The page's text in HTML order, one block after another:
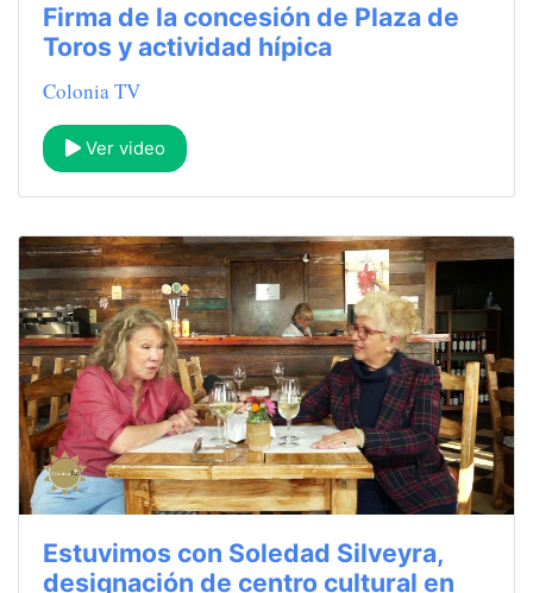
Firma de la concesión de Plaza de
Toros y actividad hípica
Colonia TV
Ver video
Estuvimos con Soledad Silveyra,
designación de centro cultural en